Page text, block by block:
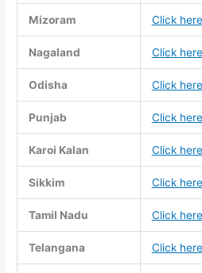
Mizoram Click here
Nagaland Click here
Odisha Click here
Punjab Click here
Karoi Kalan Click here
Sikkim Click here
Tamil Nadu Click here
Telangana Click here